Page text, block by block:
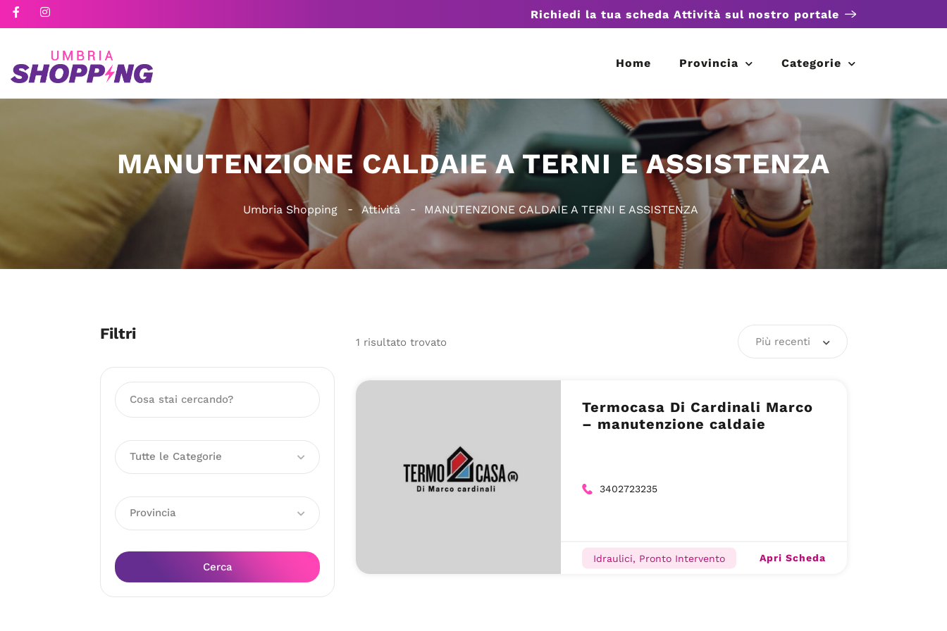
Richiedi la tua scheda Attività sul nostro portale
Home Provincia Categorie
MANUTENZIONE CALDAIE A TERNI E ASSISTENZA
Umbria Shopping Attività MANUTENZIONE CALDAIE A TERNI E ASSISTENZA
Filtri
Tutte le Categorie
Provincia
Cerca
1 risultato trovato Più recenti
Termocasa Di Cardinali Marco
– manutenzione caldaie
3402723235
Idraulici, Pronto Intervento Apri Scheda